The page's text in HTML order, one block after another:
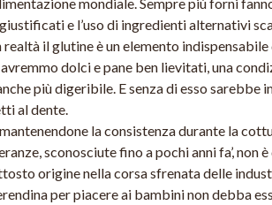
e l’uso di ingredienti alternativi
il glutine è un elemento
dolci e pane ben lievitati, una
più digeribile. E senza di esso sarebbe
al dente.
la consistenza durante la
sconosciute fino a pochi anni fa’,
origine nella corsa sfrenata delle
per piacere ai bambini non debba